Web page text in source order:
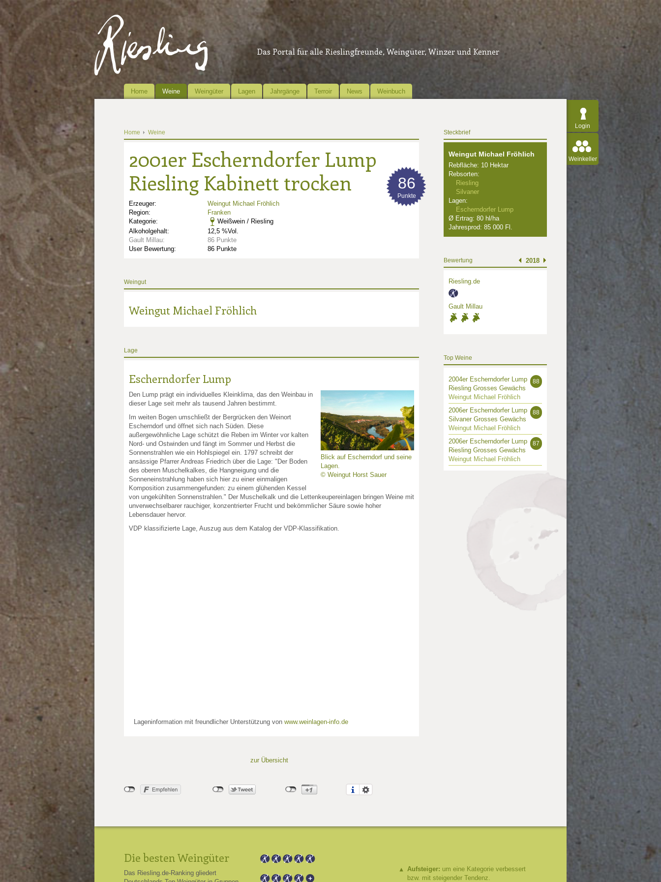
Das Portal für alle Rieslingfreunde, Weingüter, Winzer und Kenner
Home Weine Weingüter Lagen Jahrgänge Terroir News Weinbuch
Login
Weinkeller
Home Weine
2001er Escherndorfer Lump
Riesling Kabinett trocken
Erzeuger:
Weingut Michael Fröhlich
Region:
Franken
Kategorie:
Weißwein / Riesling
Alkoholgehalt:
12,5 %Vol.
Gault Millau:
86 Punkte
User Bewertung:
86 Punkte
86
Punkte
Weingut
Weingut Michael Fröhlich
Lage
Escherndorfer Lump
Blick auf Escherndorf und seine
Lagen.
© Weingut Horst Sauer
Den Lump prägt ein individuelles Kleinklima, das den Weinbau in
dieser Lage seit mehr als tausend Jahren bestimmt.
Im weiten Bogen umschließt der Bergrücken den Weinort
Escherndorf und öffnet sich nach Süden. Diese
außergewöhnliche Lage schützt die Reben im Winter vor kalten
Nord- und Ostwinden und fängt im Sommer und Herbst die
Sonnenstrahlen wie ein Hohlspiegel ein. 1797 schreibt der
ansässige Pfarrer Andreas Friedrich über die Lage: "Der Boden
des oberen Muschelkalkes, die Hangneigung und die
Sonneneinstrahlung haben sich hier zu einer einmaligen
Komposition zusammengefunden: zu einem glühenden Kessel
von ungekühlten Sonnenstrahlen." Der Muschelkalk und die Lettenkeupereinlagen bringen Weine mit
unverwechselbarer rauchiger, konzentrierter Frucht und bekömmlicher Säure sowie hoher
Lebensdauer hervor.
VDP klassifizierte Lage, Auszug aus dem Katalog der VDP-Klassifikation.
Lageninformation mit freundlicher Unterstützung von www.weinlagen-info.de
zur Übersicht
Steckbrief
Weingut Michael Fröhlich
Rebfläche: 10 Hektar
Rebsorten:
Riesling
Silvaner
Lagen:
Escherndorfer Lump
Ø Ertrag: 80 hl/ha
Jahresprod: 85 000 Fl.
Bewertung 2018
Riesling.de
Gault Millau
3
Punkte: 3
Punkte: 3
Top Weine
88
2004er Escherndorfer Lump
Riesling Grosses Gewächs
Weingut Michael Fröhlich
88
2006er Escherndorfer Lump
Silvaner Grosses Gewächs
Weingut Michael Fröhlich
87
2006er Escherndorfer Lump
Riesling Grosses Gewächs
Weingut Michael Fröhlich
Die besten Weingüter
Das Riesling.de-Ranking gliedert
Aufsteiger: um eine Kategorie verbessert
bzw. mit steigender Tendenz.